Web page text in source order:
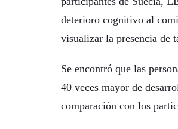
deterioro cognitivo al
visualizar la presencia de
Se encontró que las
40 veces mayor de
comparación con los